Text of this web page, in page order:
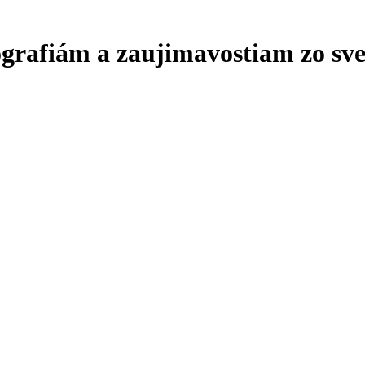
a zaujimavostiam zo